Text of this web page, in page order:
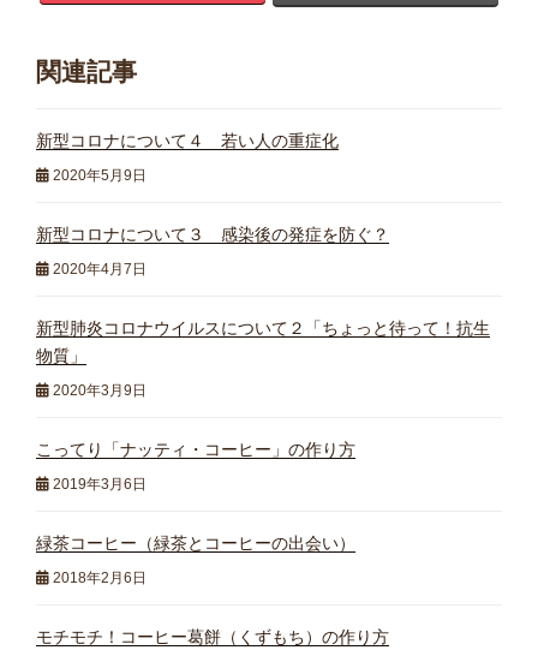
関連記事
新型コロナについて４ 若い人の重症化
2020年5月9日
新型コロナについて３ 感染後の発症を防ぐ？
2020年4月7日
新型肺炎コロナウイルスについて２「ちょっと待って！抗生
物質」
2020年3月9日
こってり「ナッティ・コーヒー」の作り方
2019年3月6日
緑茶コーヒー（緑茶とコーヒーの出会い）
2018年2月6日
モチモチ！コーヒー葛餅（くずもち）の作り方